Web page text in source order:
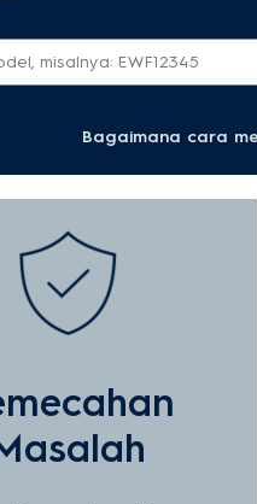
Tanam
Bagaimana cara